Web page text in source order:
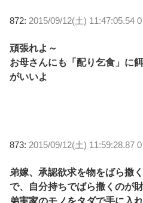
872: 2015/09/12(土) 11:47:05.54 0
頑張れよ～
お母さんにも「配り乞食」に
がいいよ
873: 2015/09/12(土) 11:59:28.87 0
弟嫁、承認欲求を物をばら撒
で、自分持ちでばら撒くのが
弟実家のモノをタダで手に入